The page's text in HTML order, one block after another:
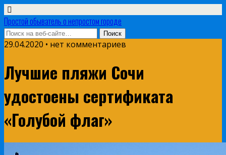
Простой обыватель о непростом городе
29.04.2020 • нет комментариев
Лучшие пляжи Сочи
удостоены сертификата
«Голубой флаг»